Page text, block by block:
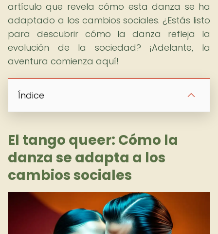
artículo que revela cómo esta danza se ha
adaptado a los cambios sociales. ¿Estás listo
para descubrir cómo la danza refleja la
evolución de la sociedad? ¡Adelante, la
aventura comienza aquí!
Índice
El tango queer: Cómo la
danza se adapta a los
cambios sociales